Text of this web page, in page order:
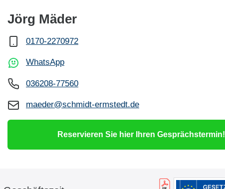
Jörg Mäder
0170-2270972
WhatsApp
036208-77560
maeder@schmidt-ermstedt.de
Reservieren Sie hier Ihren Gesprächstermin!